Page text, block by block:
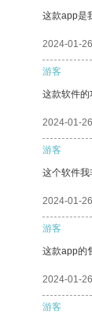
这款app是
2024-01-26
游客
这款软件的
2024-01-26
游客
这个软件我
2024-01-26
游客
这款app的
2024-01-26
游客